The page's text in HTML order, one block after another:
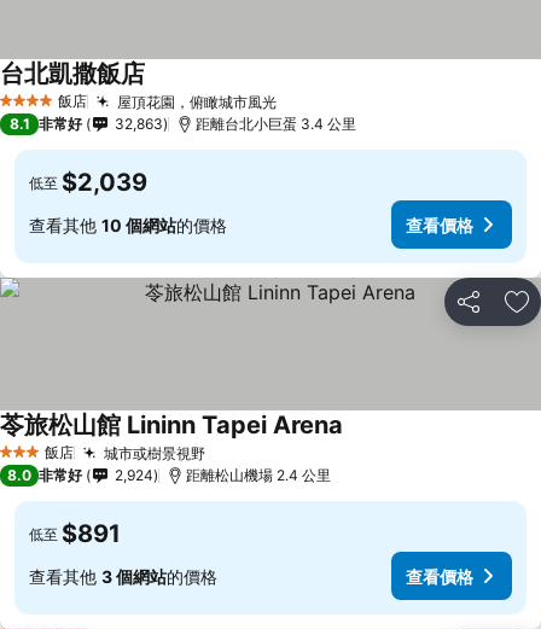
4 星級 飯店 屋頂花園，俯瞰城市風光查看價格
台北凱撒飯店
8.1 非常好 32,863 距離台北小巨蛋 3.4 公里
低至 $2,039
查看其他 10 個網站的價格 查看價格
分享 加
3 星級 飯店 城市或樹景視野查看價格
苓旅松山館 Lininn Tapei Arena
8.0 非常好 2,924 距離松山機場 2.4 公里
低至 $891
查看其他 3 個網站的價格 查看價格